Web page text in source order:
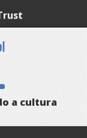
confissão da
o a cultura